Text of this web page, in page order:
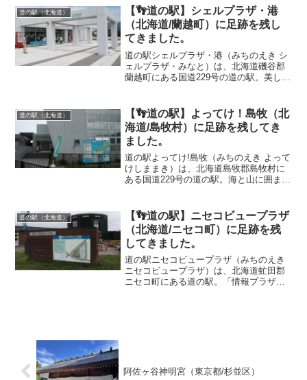
（Taeru-Kokoro)👣2006-07-18（火）...
道の駅（北海道）
【👣道の駅】シェルプラザ・港
（北海道/蘭越町）に足跡を残し
てきました。
道の駅シェルプラザ・港（みちのえき シ
ェルプラザ・みなと）は、北海道磯谷郡
蘭越町にある国道229号の道の駅。美しい
をイメージしたユニークな貝の館に隣接
している。自分...
道の駅（北海道）
【👣道の駅】よってけ！島牧（北
海道/島牧村）に足跡を残してき
ました。
道の駅よってけ!島牧（みちのえき よって
けしままき）は、北海道島牧郡島牧村に
ある国道229号の道の駅。海と山に囲まれ
て人気を集め、中でも季節の新鮮な魚介
類を、その場で焼...
道の駅（北海道）
【👣道の駅】ニセコビュープラザ
（北海道/ニセコ町）に足跡を残
してきました。
道の駅ニセコビュープラザ（みちのえき
ニセコビュープラザ）は、北海道虻田郡
ニセコ町にある道の駅。「情報プラザ
阿佐ヶ谷神明宮（東京都/杉並区）